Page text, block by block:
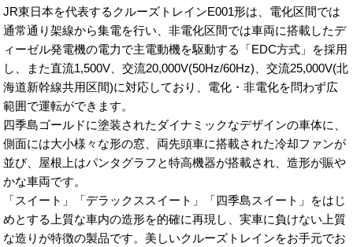
JR東日本を代表するクルーズトレインE001形は、電化区間では
通常通り架線から集電を行い、非電化区間では車両に搭載したデ
ィーゼル発電機の電力で主電動機を駆動する「EDC方式」を採用
し、また直流1,500V、交流20,000V(50Hz/60Hz)、交流25,000V(北
海道新幹線共用区間)に対応しており、電化・非電化を問わず広
範囲で運転ができます。
四季島ゴールドに塗装されたダイナミックなデザインの車体に、
側面には大小様々な形の窓、両先頭車に搭載された冷却ファンが
並び、屋根上はパンタグラフと特高機器が搭載され、造形が賑や
かな車両です。
「スイート」「デラックススイート」「四季島スイート」をはじ
めとする上質な車内の造形を的確に再現し、実車に負けない上質
な造りが特徴の製品です。美しいクルーズトレインをお手元でお